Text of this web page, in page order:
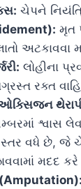
ચેપને
મૃત
અટકાવવા
લોહીના
રક્ત
શ્વાસ
વધે છે, જે
મદદ